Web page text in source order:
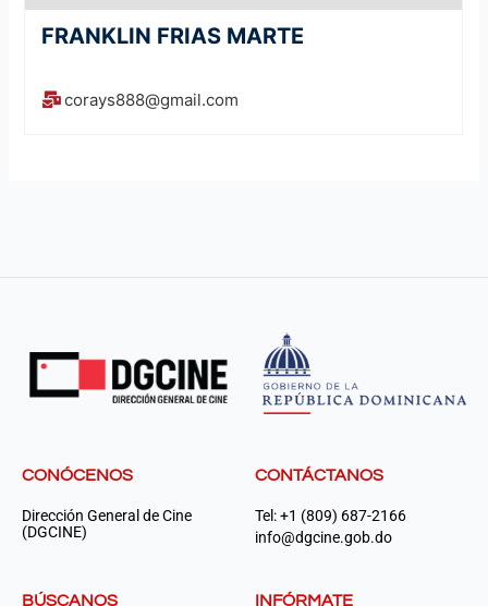
FRANKLIN FRIAS MARTE
corays888@gmail.com
CONÓCENOS
Dirección General de Cine
(DGCINE)
CONTÁCTANOS
Tel: +1 (809) 687-2166
info@dgcine.gob.do
BÚSCANOS INFÓRMATE